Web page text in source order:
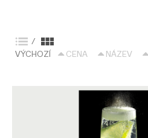
/
VÝCHOZÍ
CENA NÁZEV